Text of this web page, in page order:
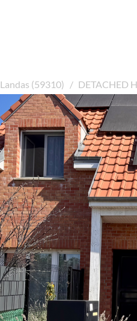
Landas (59310) DETACHED